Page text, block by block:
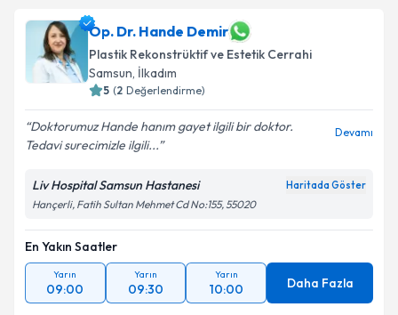
Op. Dr. Hande Demir
Plastik Rekonstrüktif ve Estetik Cerrahi
Samsun, İlkadım
5 (2 Değerlendirme)
Doktorumuz Hande hanım gayet ilgili bir doktor.
Tedavi surecimizle ilgili...
Devamı
Liv Hospital Samsun Hastanesi Haritada Göster
Hançerli, Fatih Sultan Mehmet Cd No:155, 55020
En Yakın Saatler
Yarın
09:00
Yarın
09:30
Yarın
10:00 Daha Fazla